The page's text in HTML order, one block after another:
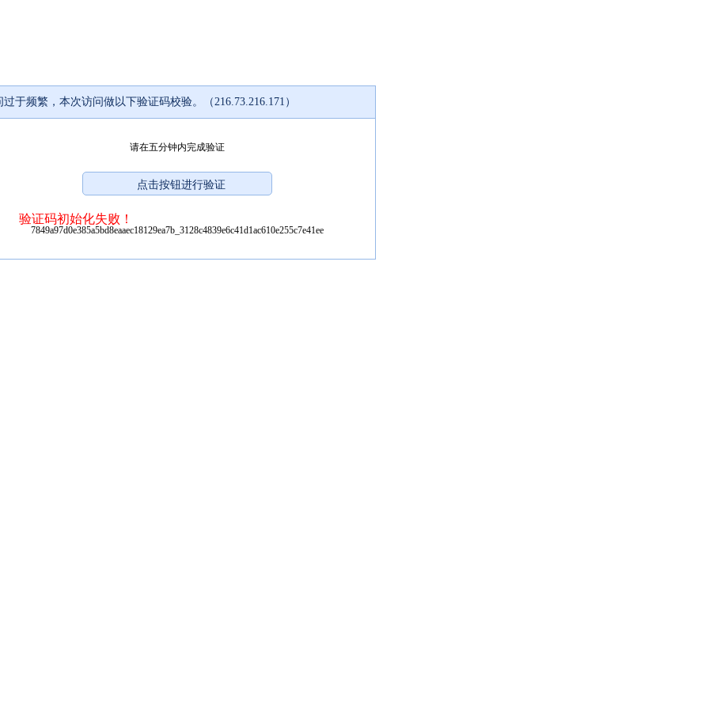
过于频繁，本次访问做以下验证码校验。（216.73.216.171）
请在五分钟内完成验证
验证码初始化失败！
7849a97d0e385a5bd8eaaec18129ea7b_3128c4839e6c41d1ac610e255c7e41ee